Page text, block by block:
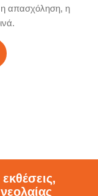
απασχόληση, η